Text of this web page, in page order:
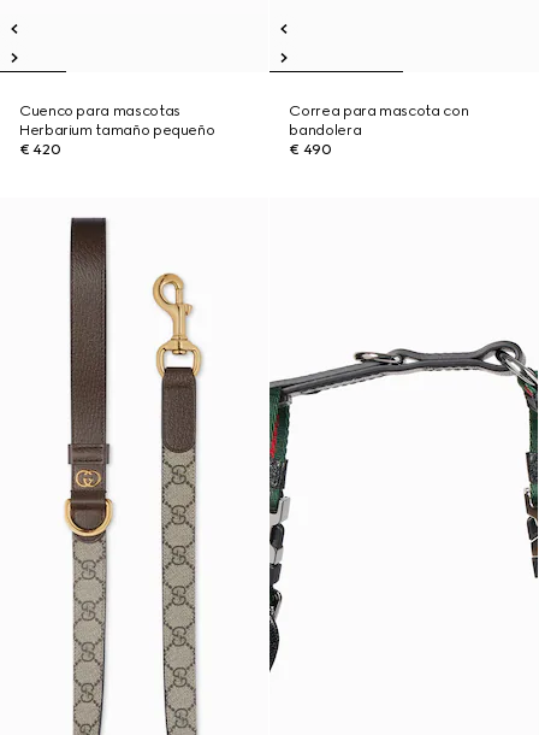
Cuenco para mascotas
Herbarium tamaño pequeño
€ 420
Correa para mascota con
bandolera
€ 490